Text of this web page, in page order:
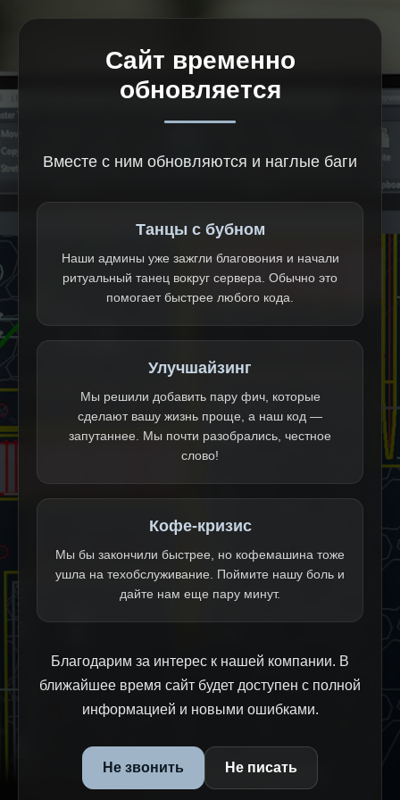
Сайт временно
обновляется
Вместе с ним обновляются и наглые баги
Танцы с бубном
Наши админы уже зажгли благовония и начали
ритуальный танец вокруг сервера. Обычно это
помогает быстрее любого кода.
Улучшайзинг
Мы решили добавить пару фич, которые
сделают вашу жизнь проще, а наш код —
запутаннее. Мы почти разобрались, честное
слово!
Кофе-кризис
Мы бы закончили быстрее, но кофемашина тоже
ушла на техобслуживание. Поймите нашу боль и
дайте нам еще пару минут.
Благодарим за интерес к нашей компании. В
ближайшее время сайт будет доступен с полной
информацией и новыми ошибками.
Не звонить Не писать